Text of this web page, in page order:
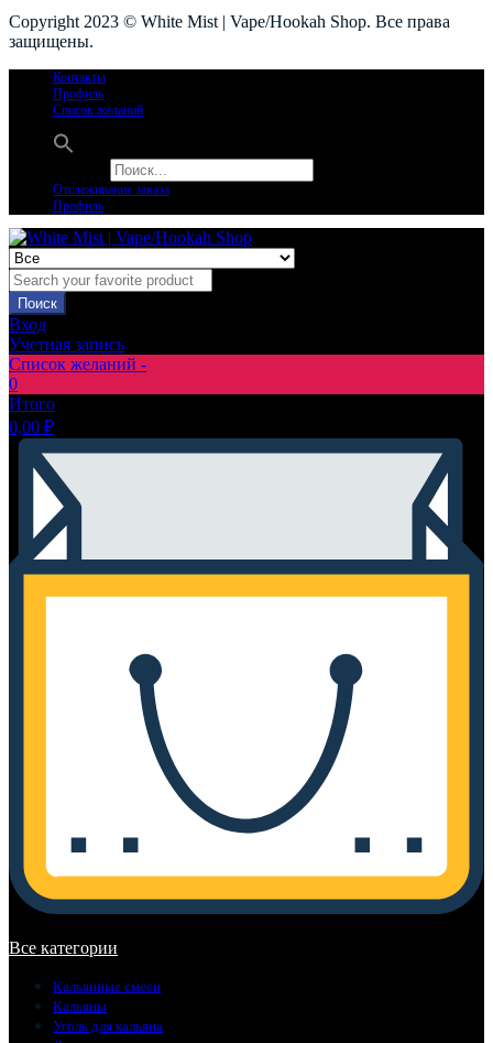
Copyright 2023 © White Mist | Vape/Hookah Shop. Все права
защищены.
Контакты
Профиль
Список желаний
Отслеживание заказа
Профиль
Поиск
Вход
Учетная запись
Список желаний -
0
Итого
0,00 ₽
Все категории
Кальянные смеси
Кальяны
Уголь для кальяна